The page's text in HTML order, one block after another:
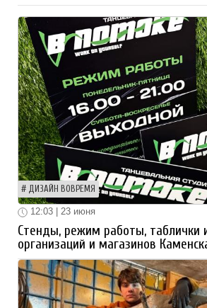
ДИЗАЙН ВОВРЕМЯ
12:03 | 23 июня
Стенды, режим работы, таблички
организаций и магазинов